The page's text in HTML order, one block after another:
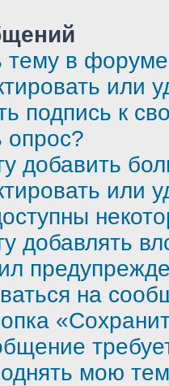
тему в
или
подпись к
опрос?
добавить
или
добавлять
на
мою